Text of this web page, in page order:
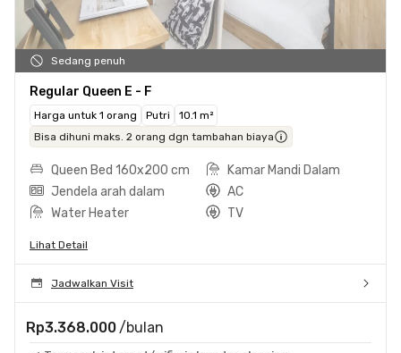
Sedang penuh
Regular Queen E - F
Harga untuk 1 orang Putri
10.1 m²
Bisa dihuni maks. 2 orang dgn tambahan biaya
Queen Bed 160x200 cm
Kamar Mandi Dalam
Jendela arah dalam
AC
Water Heater
TV
Lihat Detail
Jadwalkan Visit
Rp3.368.000 /bulan